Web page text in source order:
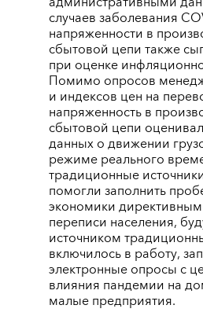
случаев заболевания
напряженности в
сбытовой цепи также
при оценке
Помимо опросов
и индексов цен на
напряженность в
сбытовой цепи
данных о движении
режиме реального
традиционные
помогли заполнить
экономики
переписи населения,
источником
включилось в работу,
электронные опросы с
влияния пандемии на
малые предприятия.